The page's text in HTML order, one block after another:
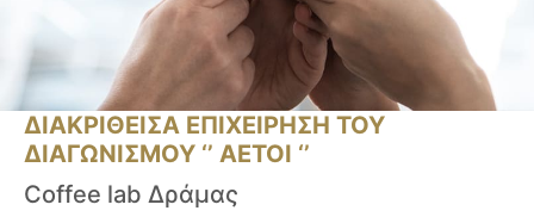
ΔΙΑΚΡΙΘΕΙΣΑ ΕΠΙΧΕΙΡΗΣΗ ΤΟΥ
ΔΙΑΓΩΝΙΣΜΟΥ ‘’ ΑΕΤΟΙ ‘’
Coffee lab Δράμας